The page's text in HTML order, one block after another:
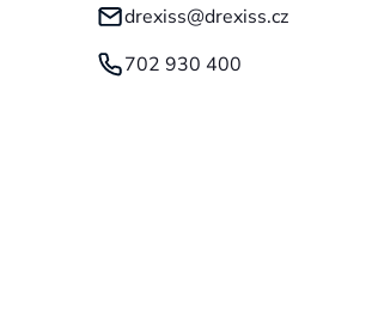
drexiss@drexiss.cz
702 930 400